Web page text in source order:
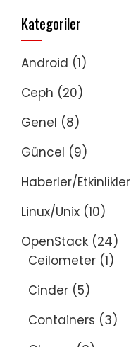
Kategoriler
Android (1)
Ceph (20)
Genel (8)
Güncel (9)
Haberler/Etkinlikler
Linux/Unix (10)
OpenStack (24)
Ceilometer (1)
Cinder (5)
Containers (3)